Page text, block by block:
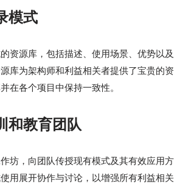
模式
资源库，包括描述、使用场景、优势以及
库为架构师和利益相关者提供了宝贵的资
在各个项目中保持一致性。
和教育团队
坊，向团队传授现有模式及其有效应用方
用展开协作与讨论，以增强所有利益相关